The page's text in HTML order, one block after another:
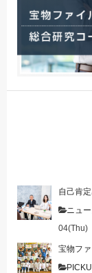
自己肯
ニュ
04(Thu)
宝物フ